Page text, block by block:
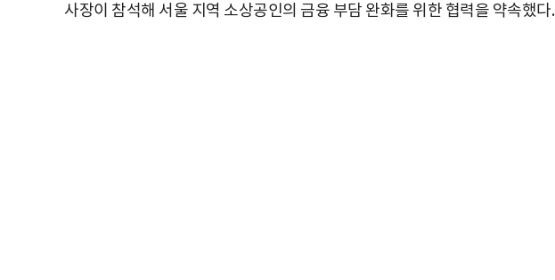
사장이 참석해 서울 지역 소상공인의 금융 부담 완화를 위한 협력을 약속했다.